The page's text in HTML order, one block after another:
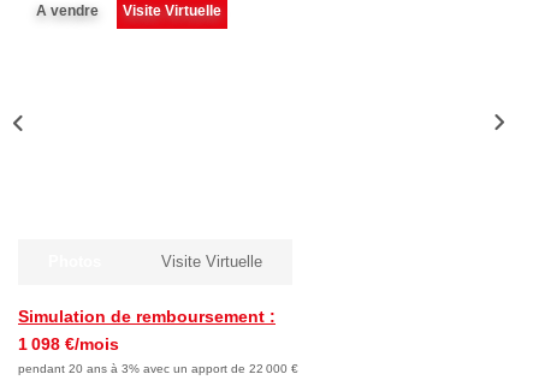
NOTRE AGENCE
A vendre Visite Virtuelle
Simulation de remboursement :
1 098 €/mois
pendant 20 ans à 3% avec un apport de 22 000 €
Visite Virtuelle